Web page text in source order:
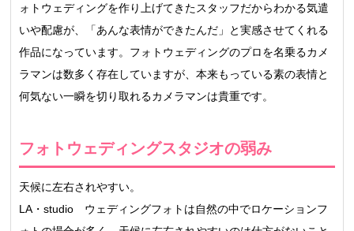
ォトウェディングを作り上げてきたスタッフだからわかる気遣
いや配慮が、「あんな表情ができたんだ」と実感させてくれる
作品になっています。フォトウェディングのプロを名乗るカメ
ラマンは数多く存在していますが、本来もっている素の表情と
何気ない一瞬を切り取れるカメラマンは貴重です。
フォトウェディングスタジオの弱み
天候に左右されやすい。
LA・studio ウェディングフォトは自然の中でロケーションフ